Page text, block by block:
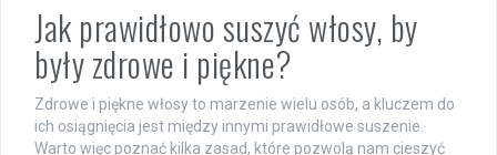
Jak prawidłowo suszyć włosy, by
były zdrowe i piękne?
Zdrowe i piękne włosy to marzenie wielu osób, a kluczem do
ich osiągnięcia jest między innymi prawidłowe suszenie.
Warto więc poznać kilka zasad, które pozwolą nam cieszyć